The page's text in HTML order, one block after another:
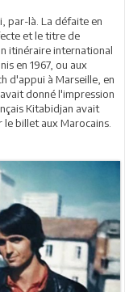
par-là. La défaite en
et le titre de
itinéraire international
en 1967, ou aux
d'appui à Marseille, en
donné l'impression
Kitabidjan avait
billet aux Marocains.